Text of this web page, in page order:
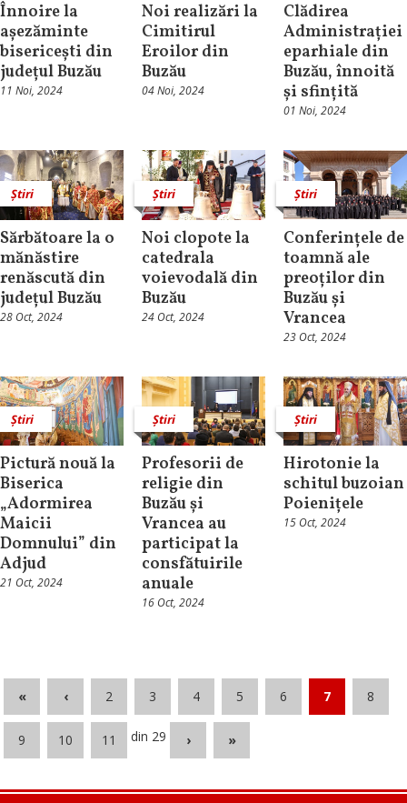
Înnoire la
așezăminte
bisericești din
județul Buzău
11 Noi, 2024
Noi realizări la
Cimitirul
Eroilor din
Buzău
04 Noi, 2024
Clădirea
Administrației
eparhiale din
Buzău, înnoită
și sfințită
01 Noi, 2024
Știri
Sărbătoare la o
mănăstire
renăscută din
județul Buzău
28 Oct, 2024
Știri
Noi clopote la
catedrala
voievodală din
Buzău
24 Oct, 2024
Știri
Conferințele de
toamnă ale
preoților din
Buzău și
Vrancea
23 Oct, 2024
Știri
Pictură nouă la
Biserica
„Adormirea
Maicii
Domnului” din
Adjud
21 Oct, 2024
Știri
Profesorii de
religie din
Buzău și
Vrancea au
participat la
consfătuirile
anuale
16 Oct, 2024
Știri
Hirotonie la
schitul buzoian
Poienițele
15 Oct, 2024
« ‹ 2 3 4 5 6 7 8
9 10 11 din 29 › »